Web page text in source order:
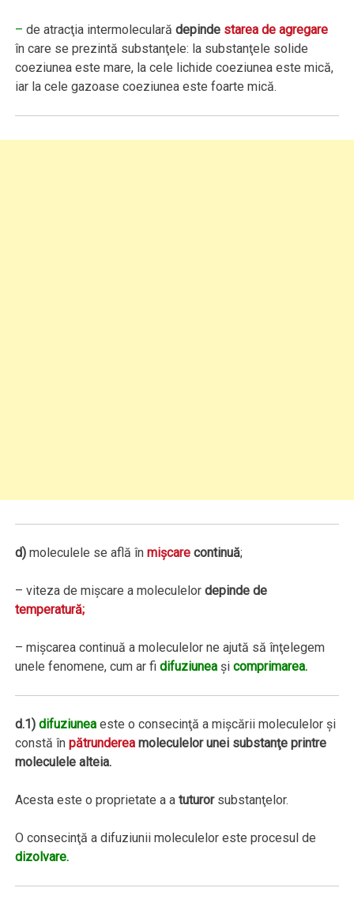
– de atracţia intermolecularădepinde starea de agregare
în care se prezintă substanţele: la substanţele solide
coeziunea este mare, la cele lichide coeziunea este mică,
iar la cele gazoase coeziunea este foarte mică.
d) moleculele se află înmişcare continuă;
– viteza de mişcare a moleculelordepinde de
temperatură;
– mişcarea continuă a moleculelor ne ajută să înţelegem
unele fenomene, cum ar fidifuziunea şicomprimarea.
d.1) difuziunea este o consecinţă a mişcării moleculelor şi
constă înpătrunderea moleculelor unei substanţe printre
moleculele alteia.
Acesta este o proprietate a atuturorsubstanţelor.
O consecinţă a difuziunii moleculelor este procesul de
dizolvare.